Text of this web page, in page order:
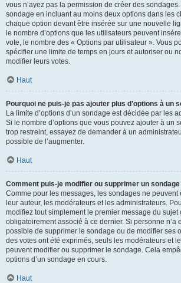
vous n’ayez pas la permission de créer des
sondage en incluant au moins deux options dans les
chaque option devant être insérée sur une nouvelle
le nombre d’options que les utilisateurs peuvent
vote, le nombre des « Options par utilisateur ». Vous
spécifier une limite de temps en jours et autoriser ou
modifier leurs votes.
Haut
Pourquoi ne puis-je pas ajouter plus d’options à un
La limite d’options d’un sondage est décidée par les
Si le nombre d’options que vous pouvez ajouter à un
trop restreint, essayez de demander à un
possible de l’augmenter.
Haut
Comment puis-je modifier ou supprimer un sondage
Comme pour les messages, les sondages ne peuvent
leur auteur, les modérateurs et les administrateurs.
modifiez tout simplement le premier message du sujet
obligatoirement associé à ce dernier. Si personne n’a
possible de supprimer le sondage ou de modifier ses
des votes ont été exprimés, seuls les modérateurs et
peuvent modifier ou supprimer le sondage. Cela
options d’un sondage en cours.
Haut